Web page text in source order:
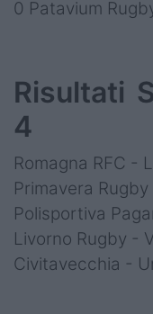
0 Patavium
Risultati
4
Romagna RFC -
Primavera
Polisportiva
Livorno Rugby -
Civitavecchia -